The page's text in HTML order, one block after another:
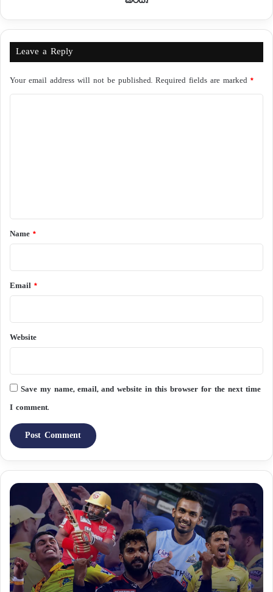
Leave a Reply
Your email address will not be published. Required fields are marked *
*Name *
Email *
Website
Save my name, email, and website in this browser for the next time
I comment.